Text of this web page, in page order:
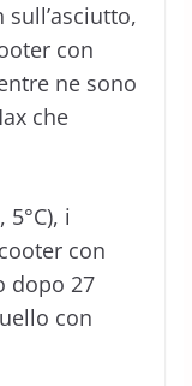
con
ne sono
che
i
con
dopo 27
con